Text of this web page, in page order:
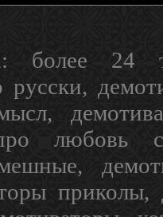
более 24
русски,
любовь
приколы,